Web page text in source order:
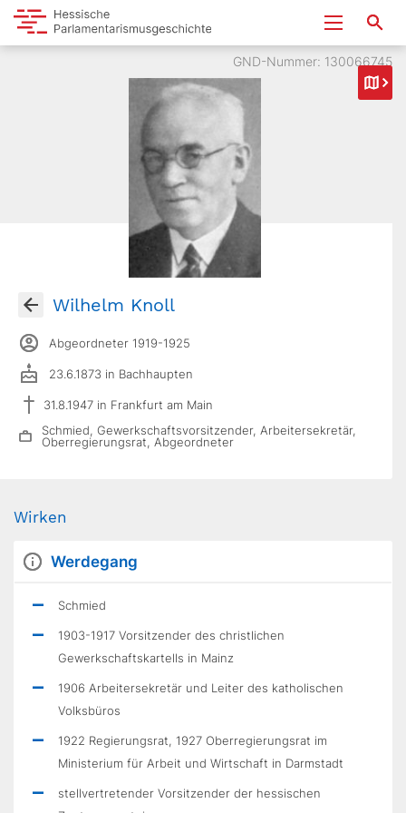
GND-Nummer: 130066745
Wilhelm Knoll
Abgeordneter 1919-1925
23.6.1873 in Bachhaupten
31.8.1947 in Frankfurt am Main
Schmied, Gewerkschaftsvorsitzender, Arbeitersekretär,
Oberregierungsrat, Abgeordneter
Wirken
Werdegang
Schmied
1903-1917 Vorsitzender des christlichen
Gewerkschaftskartells in Mainz
1906 Arbeitersekretär und Leiter des katholischen
Volksbüros
1922 Regierungsrat, 1927 Oberregierungsrat im
Ministerium für Arbeit und Wirtschaft in Darmstadt
stellvertretender Vorsitzender der hessischen